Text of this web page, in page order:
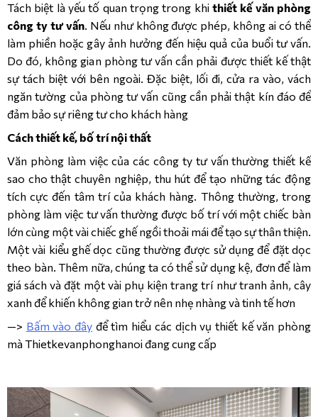
Tách biệt là yếu tố quan trọng trong khi thiết kế văn phòng
công ty tư vấn. Nếu như không được phép, không ai có thể
làm phiền hoặc gây ảnh hưởng đến hiệu quả của buổi tư vấn.
Do đó, không gian phòng tư vấn cần phải được thiết kế thật
sự tách biệt với bên ngoài. Đặc biệt, lối đi, cửa ra vào, vách
ngăn tường của phòng tư vấn cũng cần phải thật kín đáo để
đảm bảo sự riêng tư cho khách hàng
Cách thiết kế, bố trí nội thất
Văn phòng làm việc của các công ty tư vấn thường thiết kế
sao cho thật chuyên nghiệp, thu hút để tạo những tác động
tích cực đến tâm trí của khách hàng. Thông thường, trong
phòng làm việc tư vấn thường được bố trí với một chiếc bàn
lớn cùng một vài chiếc ghế ngồi thoải mái để tạo sự thân thiện.
Một vài kiểu ghế dọc cũng thường được sử dụng để đặt dọc
theo bàn. Thêm nữa, chúng ta có thể sử dụng kệ, đơn để làm
giá sách và đặt một vài phụ kiện trang trí như tranh ảnh, cây
xanh để khiến không gian trở nên nhẹ nhàng và tinh tế hơn
—> Bấm vào đây để tìm hiểu các dịch vụ thiết kế văn phòng
mà Thietkevanphonghanoi đang cung cấp